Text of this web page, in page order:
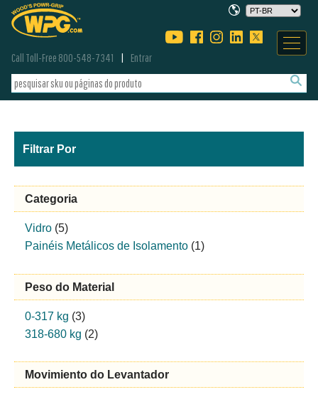
Call Toll-Free 800-548-7341 Entrar
Filtrar Por
Categoria
Vidro (5)
Painéis Metálicos de Isolamento (1)
Peso do Material
0-317 kg (3)
318-680 kg (2)
Movimiento do Levantador